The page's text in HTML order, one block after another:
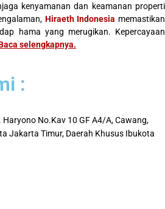
kenyamanan dan keamanan properti
Hiraeth Indonesia memastikan
hama yang merugikan. Kepercayaan
selengkapnya.
:
Haryono No.Kav 10 GF A4/A, Cawang,
Jakarta Timur, Daerah Khusus Ibukota